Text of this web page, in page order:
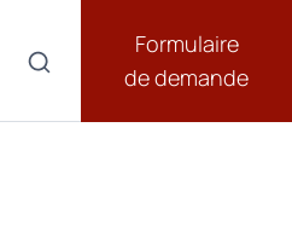
Formulaire
de demande